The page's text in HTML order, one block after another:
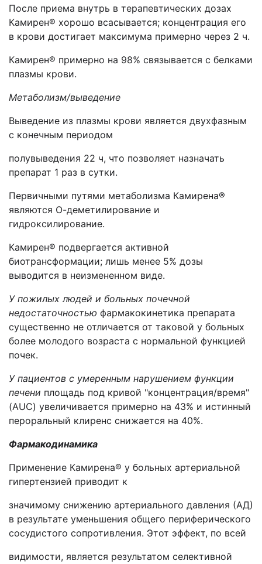
После приема внутрь в терапевтических дозах
Камирен® хорошо всасывается; концентрация его
в крови достигает максимума примерно через 2 ч.
Камирен® примерно на 98% связывается с белками
плазмы крови.
Метаболизм/выведение
Выведение из плазмы крови является двухфазным
с конечным периодом
полувыведения 22 ч, что позволяет назначать
препарат 1 раз в сутки.
Первичными путями метаболизма Камирена®
являются О-деметилирование и
гидроксилирование.
Камирен® подвергается активной
биотрансформации; лишь менее 5% дозы
выводится в неизмененном виде.
У пожилых людей и больных почечной
недостаточностью фармакокинетика препарата
существенно не отличается от таковой у больных
более молодого возраста с нормальной функцией
почек.
У пациентов с умеренным нарушением функции
печени площадь под кривой "концентрация/время"
(AUC) увеличивается примерно на 43% и истинный
пероральный клиренс снижается на 40%.
Фармакодинамика
Применение Камирена® у больных артериальной
гипертензией приводит к
значимому снижению артериального давления (АД)
в результате уменьшения общего периферического
сосудистого сопротивления. Этот эффект, по всей
видимости, является результатом селективной